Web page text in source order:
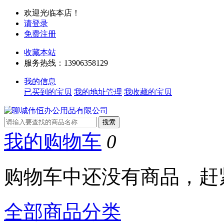
欢迎光临本店！
请登录
免费注册
收藏本站
服务热线：13906358129
我的信息
已买到的宝贝 我的地址管理 我收藏的宝贝
我的购物车 0
购物车中还没有商品，
全部商品分类